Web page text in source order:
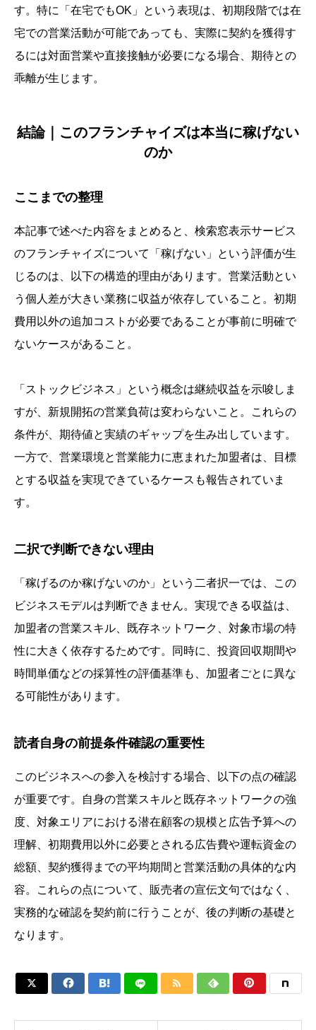
す。特に「在宅でもOK」という表現は、初期段階では在
宅での営業活動が可能であっても、実際に契約を獲得す
るには対面営業や直接接触が必要になる場合、期待との
乖離が生じます。
結論｜このフランチャイズは本当に稼げない
のか
ここまでの整理
本記事で述べた内容をまとめると、検索窓表示サービス
のフランチャイズについて「稼げない」という評価が生
じるのは、以下の構造的理由があります。営業活動とい
う個人差が大きい業務に収益が依存していること。初期
費用以外の追加コストが必要であることが事前に明確で
ないケースがあること。
「ストックビジネス」という概念は継続収益を示唆しま
すが、新規開拓の営業負荷は変わらないこと。これらの
条件が、期待値と実績のギャップを生み出しています。
一方で、営業環境と営業能力に恵まれた加盟者は、目標
とする収益を実現できているケースも報告されていま
す。
二択で判断できない理由
「稼げるのか稼げないのか」という二者択一では、この
ビジネスモデルは判断できません。実現できる収益は、
加盟者の営業スキル、既存ネットワーク、対象市場の特
性に大きく依存するためです。同時に、投資回収期間や
時間単価などの採算性の評価基準も、加盟者ごとに異な
る可能性があります。
読者自身の前提条件確認の重要性
このビジネスへの参入を検討する場合、以下の点の確認
が重要です。自身の営業スキルと既存ネットワークの強
度、対象エリアにおける潜在顧客の規模と広告予算への
理解、初期費用以外に必要とされる広告費や運転資金の
総額、契約獲得までの平均期間と営業活動の具体的な内
容。これらの点について、販売者の宣伝文句ではなく、
実務的な確認を契約前に行うことが、後の判断の基礎と
なります。
     